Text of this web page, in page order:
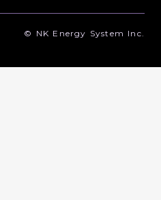
© NK Energy System Inc.